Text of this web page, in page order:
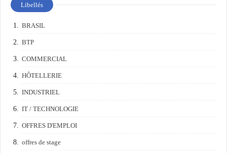
Libellés
BRASIL
BTP
COMMERCIAL
HÔTELLERIE
INDUSTRIEL
IT / TECHNOLOGIE
OFFRES D'EMPLOI
offres de stage